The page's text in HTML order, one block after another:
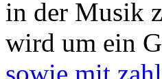
in der Musik
wird um ein